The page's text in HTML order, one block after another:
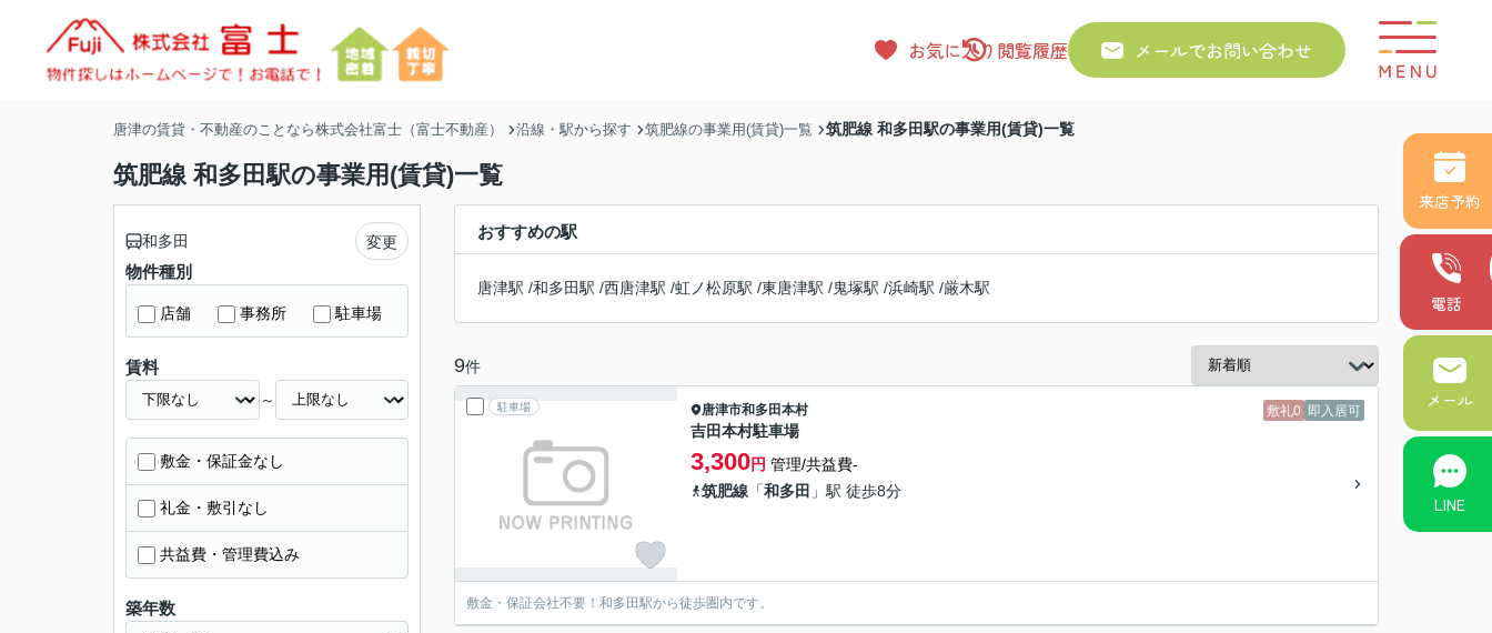
お気に入り 閲覧履歴 メールでお問い合わせ
来店予約
電話
メール
LINE
唐津の賃貸・不動産のことなら株式会社富士（富士不動産） 沿線・駅から探す 筑肥線の事業用(賃貸)一覧 筑肥線 和多田駅の事業用(賃貸)一覧
筑肥線 和多田駅の事業用(賃貸)一覧
おすすめの駅
唐津駅 /和多田駅 /西唐津駅 /虹ノ松原駅 /東唐津駅 /鬼塚駅 /浜崎駅 /厳木駅
9件
駐車場 敷礼0 即入居可
唐津市和多田本村
吉田本村駐車場
3,300円 管理/共益費-
筑肥線 「和多田 」駅 徒歩8分
敷金・保証会社不要！和多田駅から徒歩圏内です。
和多田 変更
物件種別
店舗 事務所 駐車場
賃料
～
敷金・保証金なし
礼金・敷引なし
共益費・管理費込み
築年数